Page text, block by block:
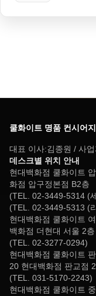
쿨화이트 명품 컨시어지
대표 이사:김종원 / 사
데스크별 위치 안내
현대백화점 쿨화이트
화점 압구정본점 B2층
(TEL. 02-3449-5314 (
(TEL. 02-3449-5313 (
현대백화점 쿨화이트
백화점 더현대 서울 2층
(TEL. 02-3277-0294)
현대백화점 쿨화이트
20 현대백화점 판교점
(TEL. 031-5170-2243)
현대백화점 쿨화이트